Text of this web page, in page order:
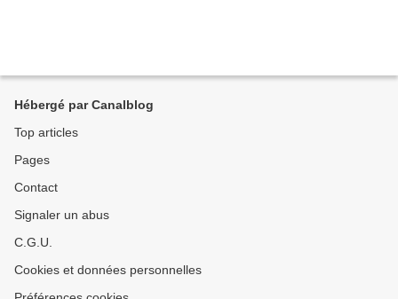
Hébergé par Canalblog
Top articles
Pages
Contact
Signaler un abus
C.G.U.
Cookies et données personnelles